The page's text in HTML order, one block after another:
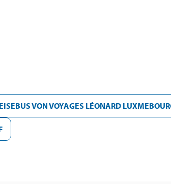
VON VOYAGES LÉONARD